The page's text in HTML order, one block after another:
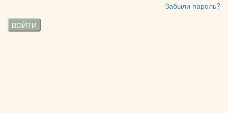
Забыли пароль?
ВОЙТИ